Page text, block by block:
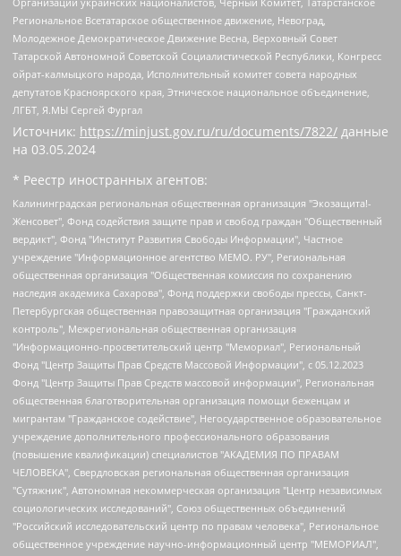
Региональное Всетатарское общественное движение, Невоград,
Молодежное Демократическое Движение Весна, Верховный Совет
Татарской Автономной Советской Социалистической Республики, Конгресс
ойрат-калмыцкого народа, Исполнительный комитет совета народных
депутатов Красноярского края, Этническое национальное объединение,
ЛГБТ, Я.МЫ Сергей Фургал
Источник: https://minjust.gov.ru/ru/documents/7822/ данные
на 03.05.2024
* Реестр иностранных агентов:
Калининградская региональная общественная организация "Экозащита!-Женсовет", Фонд содействия защите прав и свобод граждан "Общественный вердикт", Фонд "Институт Развития Свободы Информации", Частное учреждение "Информационное агентство МЕМО. РУ", Региональная общественная организация "Общественная комиссия по сохранению наследия академика Сахарова", Фонд поддержки свободы прессы, Санкт-Петербургская общественная правозащитная организация "Гражданский контроль", Межрегиональная общественная организация "Информационно-просветительский центр "Мемориал", Региональный Фонд "Центр Защиты Прав Средств Массовой Информации", с 05.12.2023 Фонд "Центр Защиты Прав Средств массовой информации", Региональная общественная благотворительная организация помощи беженцам и мигрантам "Гражданское содействие", Негосударственное образовательное учреждение дополнительного профессионального образования (повышение квалификации) специалистов "АКАДЕМИЯ ПО ПРАВАМ ЧЕЛОВЕКА", Свердловская региональная общественная организация "Сутяжник", Автономная некоммерческая организация "Центр независимых социологических исследований", Союз общественных объединений "Российский исследовательский центр по правам человека", Региональное общественное учреждение научно-информационный центр "МЕМОРИАЛ", Некоммерческая организация "Фонд защиты гласности", Автономная некоммерческая организация "Институт прав человека", Городская общественная организация "Екатеринбургское общество "МЕМОРИАЛ", Городская общественная организация "Рязанское историко-просветительское и правозащитное общество "Мемориал" (Рязанский Мемориал), Челябинский региональный орган общественной самодеятельности – женское общественное объединение "Женщины Евразии", Челябинский региональный орган общественной самодеятельности "Уральская правозащитная группа", Фонд содействия защите здоровья и социальной справедливости имени Андрея Рылькова, Автономная Некоммерческая Организация "Аналитический Центр Юрия Левады", Автономная некоммерческая организация социальной поддержки населения "Проект Апрель", Региональная общественная организация помощи женщинам и детям, находящимся в кризисной ситуации "Информационно-методический центр "Анна", Фонд содействия развитию массовых коммуникаций и правовому просвещению "Так-так-Так", Фонд содействия устойчивому развитию "Серебряная тайга", Свердловский региональный общественный фонд социальных проектов "Новое время", "Idel.Реалии", Кавказ.Реалии, Крым.Реалии, Телеканал Настоящее Время, Татаро-башкирская служба Радио Свобода (Azatliq Radiosi), Радио Свободная Европа/Радио Свобода (PCE/PC), "Сибирь.Реалии", "Фактограф", Благотворительный фонд помощи осужденным и их семьям, Автономная некоммерческая организация "Институт глобализации и социальных движений", Фонд "В защиту прав заключенных", Частное учреждение "Центр поддержки и содействия развитию средств массовой информации", Пензенский региональный общественный благотворительный фонд "Гражданский союз", "Север.Реалии", Некоммерческая организация Фонд "Правовая инициатива", Общество с ограниченной ответственностью "Радио Свободная Европа/Радио Свобода", Чешское информационное агентство "MEDIUM-ORIENT", Красноярская региональная общественная организация "Мы против СПИДа", Камалягин Денис Николаевич, Маркелов Сергей Евгеньевич, Пономарев Лев Александрович, Савицкая Людмила Алексеевна, Автономная некоммерческая организация "Центр по работе с проблемой насилия "НАСИЛИЮ.НЕТ", Межрегиональный профессиональный союз работников здравоохранения "Альянс врачей", Юридическое лицо, зарегистрированное в Латвийской Республике, SIA "Medusa Project" (регистрационный номер 40103797863, дата регистрации 10.06.2014), Некоммерческая организация "Фонд по борьбе с коррупцией", Автономная некоммерческая организация "Институт права и публичной политики", Баданин Роман Сергеевич, Гликин Максим Александрович, Железнова Мария Михайловна, Лукьянова Юлия Сергеевна, Маетная Елизавета Витальевна, Маняхин Петр Борисович, Чуракова Ольга Владимировна, Ярош Юлия Петровна, Юридическое лицо "The Insider SIA", зарегистрированное в Риге, Латвийская Республика (дата регистрации 26.06.2015), являющееся администратором доменного имени интернет-издания "The Insider SIA", https://theins.ru, Постернак Алексей Евгеньевич, Рубин Михаил Аркадьевич, Анин Роман Александрович, Юридическое лицо Istories fonds, зарегистрированное в Латвийской Республике (регистрационный номер 50008295751, дата регистрации 24.02.2020), Великовский Дмитрий Александрович, Долинина Ирина Николаевна, Мароховская Алеся Алексеевна, Шлейнов Роман Юрьевич, Шмагун Олеся Валентиновна, Общество с ограниченной ответственностью "Альтаир 2021", Общество с ограниченной ответственностью "Вега 2021", Общество с ограниченной ответственностью "Главный редактор 2021", Общество с ограниченной ответственностью "Ромашки монолит", Важенков Артем Валерьевич, Ивановская областная общественная организация "Центр гендерных исследований", Гурман Юрий Альбертович, Медиапроект "ОВД-Инфо", Егоров Владимир Владимирович, Жилинский Владимир Александрович, Общество с ограниченной ответственностью "ЗП", Иванова София Юрьевна, Карезина Инна Павловна, Кильтау Екатерина Викторовна, Петров Алексей Викторович, Пискунов Сергей Евгеньевич, Смирнов Сергей Сергеевич, Тихонов Михаил Сергеевич, Общество с ограниченной ответственностью "ЖУРНАЛИСТ-ИНОСТРАННЫЙ АГЕНТ", Арапова Галина Юрьевна, Вольтская Татьяна Анатольевна, Американская компания "Mason G.E.S. Anonymous Foundation" (США), являющаяся владельцем интернет-издания https://mnews.world/, Компания "Stichting Bellingcat", зарегистрированная в Нидерландах (дата регистрации 11.07.2018), Захаров Андрей Вячеславович, Клепиковская Екатерина Дмитриевна, Общество с ограниченной ответственностью "МЕМО", Перл Роман Александрович, Симонов Евгений Алексеевич, Соловьева Елена Анатольевна, Сотников Даниил Владимирович, Сурначева Елизавета Дмитриевна, Автономная некоммерческая организация по защите прав человека и информированию населения "Якутия – Наше Мнение", Общество с ограниченной ответственностью "Москоу диджитал медиа", с 26.01.2023 Общество с ограниченной ответственностью "Чайка Белые сады", Ветошкина Валерия Валерьевна, Заговора Максим Александрович, Межрегиональное общественное движение "Российская ЛГБТ - сеть", Оленичев Максим Владимирович, Павлов Иван Юрьевич, Скворцова Елена Сергеевна, Общество с ограниченной ответственностью "Как бы инагент", Кочетков Игорь Викторович, Общество с ограниченной ответственностью "Честные выборы", Еланчик Олег Александрович, Общество с ограниченной ответственностью "Нобелевский призыв", Гималова Регина Эмилевна, Григорьев Андрей Валерьевич, Григорьева Алина Александровна, Ассоциация по содействию защите прав призывников, альтернативнослужащих и военнослужащих "Правозащитная группа "Гражданин.Армия.Право", Хисамова Регина Фаритовна, Автономная некоммерческая организация по реализации социально-правовых программ "Лилит", Дальневосточное общественное движение "Маяк", Санкт-Петербургская ЛГБТ-инициативная группа "Выход", Инициативная группа ЛГБТ+ "Реверс", Алексеев Андрей Викторович, Бекбулатова Таисия Львовна, Беляев Иван Михайлович, Владыкина Елена Сергеевна, Гельман Марат Александрович, Никульшина Вероника Юрьевна, Толоконникова Надежда Андреевна, Шендерович Виктор Анатольевич, Общество с ограниченной ответственностью "Данное сообщение", Общество с ограниченной ответственностью Издательский дом "Новая глава", Айнбиндер Александра Александровна, Московский комьюнити-центр для ЛГБТ+инициатив, Благотворительный фонд развития филантропии, Deutsche Welle (Германия, Kurt-Schumacher-Strasse 3, 53113 Bonn), Борзунова Мария Михайловна, Воробьев Виктор Викторович, Голубева Анна Львовна, Константинова Алла Михайловна, Малкова Ирина Владимировна, Мурадов Мурад Абдулгалимович, Осетинская Елизавета Николаевна, Понасенков Евгений Николаевич, Ганапольский Матвей Юрьевич, Киселев Евгений Алексеевич, Борухович Ирина Григорьевна, Дремин Иван Тимофеевич, Дубровский Дмитрий Викторович, Красноярская региональная общественная организация поддержки и развития альтернативных образовательных технологий и межкультурных коммуникаций "ИНТЕРРА", Маяковская Екатерина Алексеевна, Фейгин Марк Захарович, Филимонов Андрей Викторович, Дзугкоева Регина Николаевна, Доброхотов Роман Александрович, Дудь Юрий Александрович, Елкин Сергей Владимирович, Кругликов Кирилл Игоревич, Сабунаева Мария Леонидовна, Семенов Алексей Владимирович, Шаинян Карен Багратович, Шульман Екатерина Михайловна, Асафьев Артур Валерьевич, Вахштайн Виктор Семенович, Венедиктов Алексей Алексеевич, Лушникова Екатерина Евгеньевна, Волков Леонид Михайлович, Невзоров Александр Глебович, Пархоменко Сергей Борисович, Сироткин Ярослав Николаевич, Кара-Мурза Владимир Владимирович, Баранова Наталья Владимировна, Гозман Леонид Яковлевич, Кагарлицкий Борис Юльевич, Климарев Михаил Валерьевич, Милов Владимир Станиславович, Автономная некоммерческая организация Краснодарский центр современного искусства "Типография", Моргенштерн Алишер Тагирович, Соболь Любовь Эдуардовна, Общество с ограниченной ответственностью "ЛИЗА НОРМ", Каспаров Гарри Кимович, Ходорковский Михаил Борисович, Общество с ограниченной ответственностью "Апрельские тезисы", Данилович Ирина Брониславовна, Кашин Олег Владимирович, Петров Николай Владимирович, Пивоваров Алексей Владимирович, Соколов Михаил Владимирович, Цветкова Юлия Владимировна, Чичваркин Евгений Александрович, Комитет против пыток/Команда против пыток, Общество с ограниченной ответственностью "Первый научный", Общество с ограниченной ответственностью "Вертолет и ко", Белоцерковская Вероника Борисовна, Кац Максим Евгеньевич, Лазарева Татьяна Юрьевна, Шаведдинов Руслан Табризович, Яшин Илья Валерьевич, Общество с ограниченной ответственностью "Иноагент ААВ", Алешковский Дмитрий Петрович, Альбац Евгения Марковна, Быков Дмитрий Львович, Галямина Юлия Евгеньевна, Лойко Сергей Леонидович, Мартынов Кирилл Константинович, Медведев Сергей Александрович, Крашенинников Федор Геннадиевич, Гордеева Катерина Вл